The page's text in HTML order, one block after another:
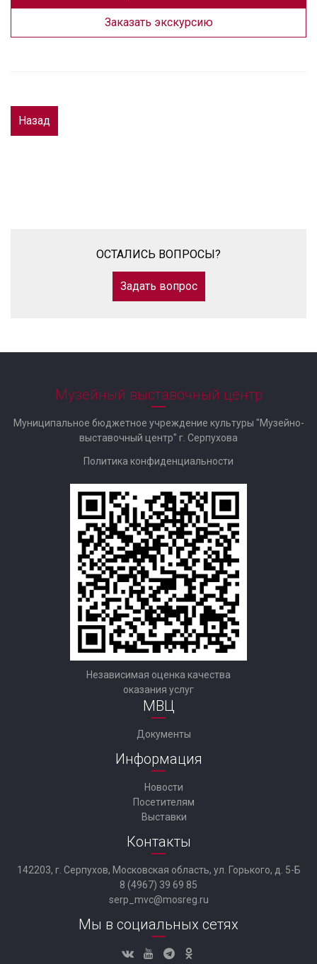
Заказать экскурсию
Назад
ОСТАЛИСЬ ВОПРОСЫ?
Задать вопрос
Музейный выставочный центр
Муниципальное бюджетное учреждение культуры "Музейно-
выставочный центр" г. Серпухова
Политика конфиденциальности
Независимая оценка качества
оказания услуг
МВЦ
Документы
Информация
Новости
Посетителям
Выставки
Контакты
142203, г. Серпухов, Московская область, ул. Горького, д. 5-Б
8 (4967) 39 69 85
serp_mvc@mosreg.ru
Мы в социальных сетях